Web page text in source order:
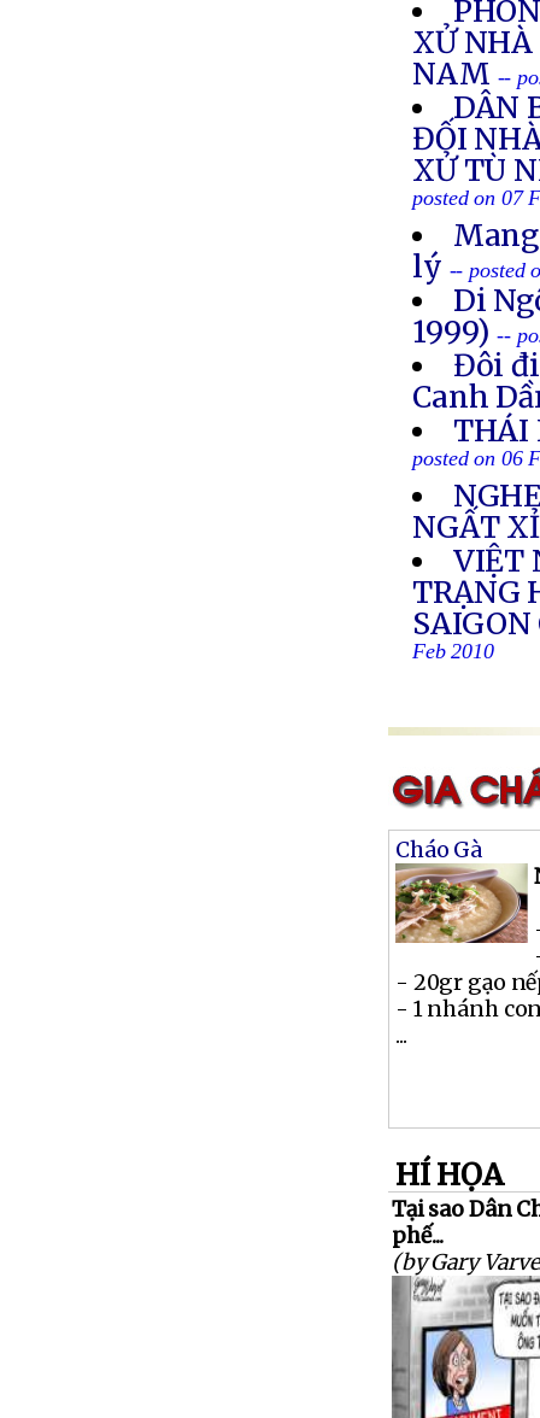
XỬ
NAM --
DÂN
ĐỐI
XỬ TÙ
posted on 07
lý -- posted
Di
1999)--
Đôi
Canh
THÁI
posted on 06
NGẤT
VIỆT
TRẠNG
Feb 2010
Cháo Gà
- 20gr gạo
- 1 nhánh
...
HÍ HỌA
Tại sao Dân
phế...
(by Gary